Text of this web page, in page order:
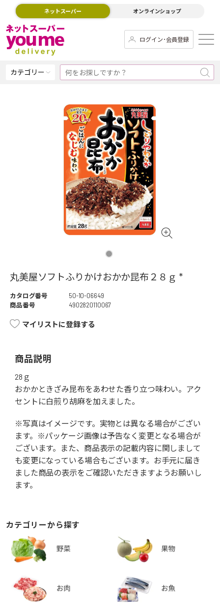
ネットスーパー オンラインショップ
ログイン･会員登録
カテゴリー
丸美屋ソフトふりかけおかか昆布２８ｇ *
カタログ番号
50-10-06649
商品番号
4902820110067
マイリストに登録する
商品説明
28ｇ
おかかときざみ昆布をあわせた香り立つ味わい。アク
セントに白煎り胡麻を加えました。
※写真はイメージです。実物とは異なる場合がござい
ます。※パッケージ画像は予告なく変更となる場合が
ございます。また、商品表示の記載内容に関しまして
も変更になっている場合もございます。お手元に届き
ました商品の表示をご確認いただきますようお願いし
ます。
カテゴリーから探す